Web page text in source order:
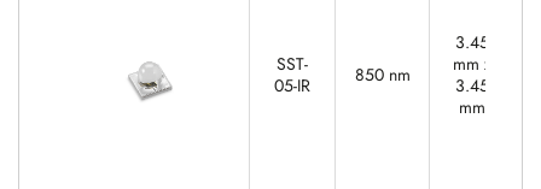
SST-
05-IR
850 nm
3.45
mm x
3.45
mm